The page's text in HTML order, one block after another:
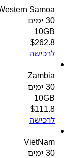
Western Samoa
10GB
$262.8
לרכישה
Zambia
10GB
$111.8
לרכישה
VietNam